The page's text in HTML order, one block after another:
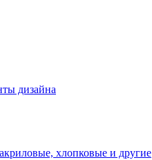
дизайна
хлопковые и другие